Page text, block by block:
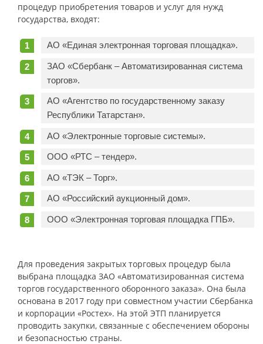
процедур приобретения товаров и услуг для нужд
государства, входят:
АО «Единая электронная торговая площадка».
ЗАО «Сбербанк – Автоматизированная система
торгов».
АО «Агентство по государственному заказу
Республики Татарстан».
АО «Электронные торговые системы».
ООО «РТС – тендер».
АО «ТЭК – Торг».
АО «Российский аукционный дом».
ООО «Электронная торговая площадка ГПБ».
Для проведения закрытых торговых процедур была
выбрана площадка ЗАО «Автоматизированная система
торгов государственного оборонного заказа». Она была
основана в 2017 году при совместном участии Сбербанка
и корпорации «Ростех». На этой ЭТП планируется
проводить закупки, связанные с обеспечением обороны
и безопасностью страны.